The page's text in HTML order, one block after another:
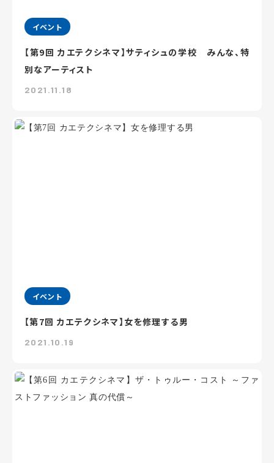
イベント
【第9回 カエテクシネマ】サティシュの学校 みんな、特
別なアーティスト
2021.11.18
イベント
【第7回 カエテクシネマ】女を修理する男
2021.10.19